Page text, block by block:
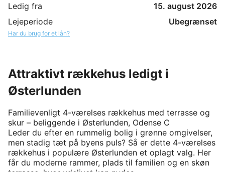
Ledig fra
15. august 2026
Lejeperiode
Ubegrænset
Har du brug for et lån?
Attraktivt rækkehus ledigt i
Østerlunden
Familievenligt 4-værelses rækkehus med terrasse og
skur – beliggende i Østerlunden, Odense C
Leder du efter en rummelig bolig i grønne omgivelser,
men stadig tæt på byens puls? Så er dette 4-værelses
rækkehus i populære Østerlunden et oplagt valg. Her
får du moderne rammer, plads til familien og en skøn
terrasse, hvor udelivet kan nydes.